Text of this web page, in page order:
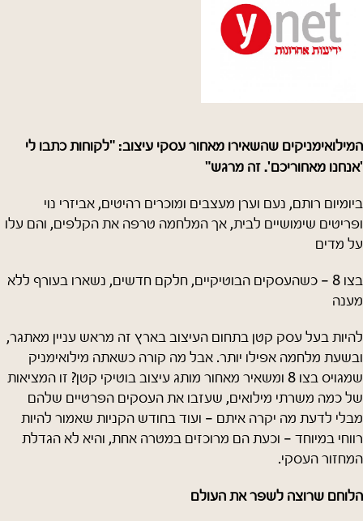
המילואימניקים שהשאירו מאחור עסקי עיצוב: "לקוחות כתבו לי
'אנחנו מאחוריכם'. זה מרגש"
ביומיום רותם, נעם וערן מעצבים ומוכרים רהיטים, אביזרי נוי
ופריטים שימושיים לבית, אך המלחמה טרפה את הקלפים, והם עלו
על מדים
בצו 8 - כשהעסקים הבוטיקיים, חלקם חדשים, נשארו בעורף ללא
מענה
להיות בעל עסק קטן בתחום העיצוב בארץ זה מראש עניין מאתגר,
ובשעת מלחמה אפילו יותר. אבל מה קורה כשאתה מילואימניק
שמגויס בצו 8 ומשאיר מאחור מותג עיצוב בוטיקי קטן? זו המציאות
של כמה משרתי מילואים, שעזבו את העסקים הפרטיים שלהם
מבלי לדעת מה יקרה איתם - ועוד בחודש הקניות שאמור להיות
רווחי במיוחד - וכעת הם מרוכזים במטרה אחת, והיא לא הגדלת
המחזור העסקי.
הלוחם שרוצה לשפר את העולם